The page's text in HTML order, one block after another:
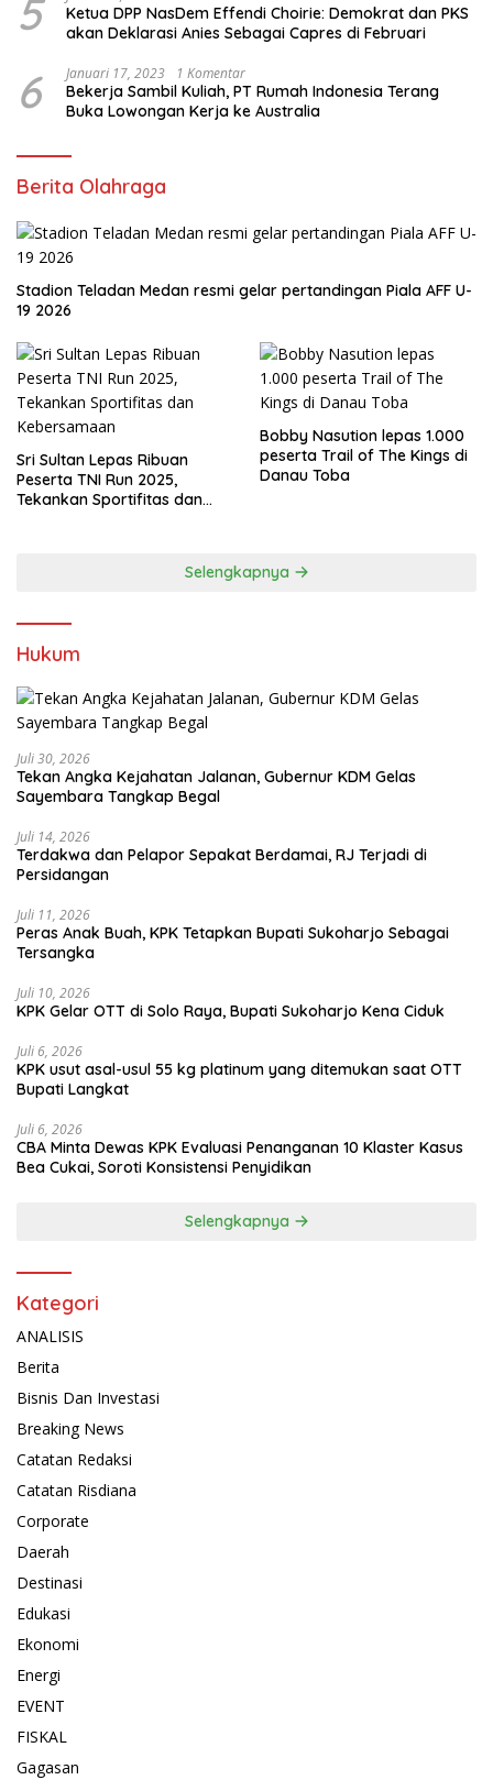
5
Ketua DPP NasDem Effendi Choirie: Demokrat dan PKS
akan Deklarasi Anies Sebagai Capres di Februari
6 Januari 17, 2023 1 Komentar
Bekerja Sambil Kuliah, PT Rumah Indonesia Terang
Buka Lowongan Kerja ke Australia
Berita Olahraga
Stadion Teladan Medan resmi gelar pertandingan Piala AFF U-
19 2026
Sri Sultan Lepas Ribuan
Peserta TNI Run 2025,
Tekankan Sportifitas dan
Bobby Nasution lepas 1.000
peserta Trail of The Kings di
Danau Toba
Selengkapnya
Hukum
Juli 30, 2026
Tekan Angka Kejahatan Jalanan, Gubernur KDM Gelas
Sayembara Tangkap Begal
Juli 14, 2026
Terdakwa dan Pelapor Sepakat Berdamai, RJ Terjadi di
Persidangan
Juli 11, 2026
Peras Anak Buah, KPK Tetapkan Bupati Sukoharjo Sebagai
Tersangka
Juli 10, 2026
KPK Gelar OTT di Solo Raya, Bupati Sukoharjo Kena Ciduk
Juli 6, 2026
KPK usut asal-usul 55 kg platinum yang ditemukan saat OTT
Bupati Langkat
Juli 6, 2026
CBA Minta Dewas KPK Evaluasi Penanganan 10 Klaster Kasus
Bea Cukai, Soroti Konsistensi Penyidikan
Selengkapnya
Kategori
ANALISIS
Berita
Bisnis Dan Investasi
Breaking News
Catatan Redaksi
Catatan Risdiana
Corporate
Daerah
Destinasi
Edukasi
Ekonomi
Energi
EVENT
FISKAL
Gagasan